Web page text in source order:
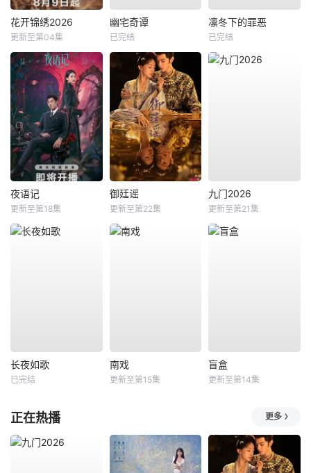
花开锦绣2026
更新至第04集
幽宅奇谭
已完结
凛冬下的罪恶
已完结
夜语记
更新至第18集
御廷谣
更新至第22集
九门2026
更新至第21集
长夜如歌
已完结
南戏
更新至第15集
盲盒
更新至第14集
正在热播 更多